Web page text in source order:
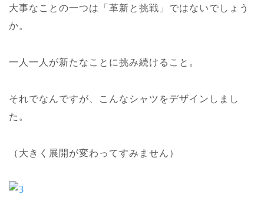
大事なことの一つは「革新と挑戦」ではないでしょう
か。
一人一人が新たなことに挑み続けること。
それでなんですが、こんなシャツをデザインしまし
た。
（大きく展開が変わってすみません）